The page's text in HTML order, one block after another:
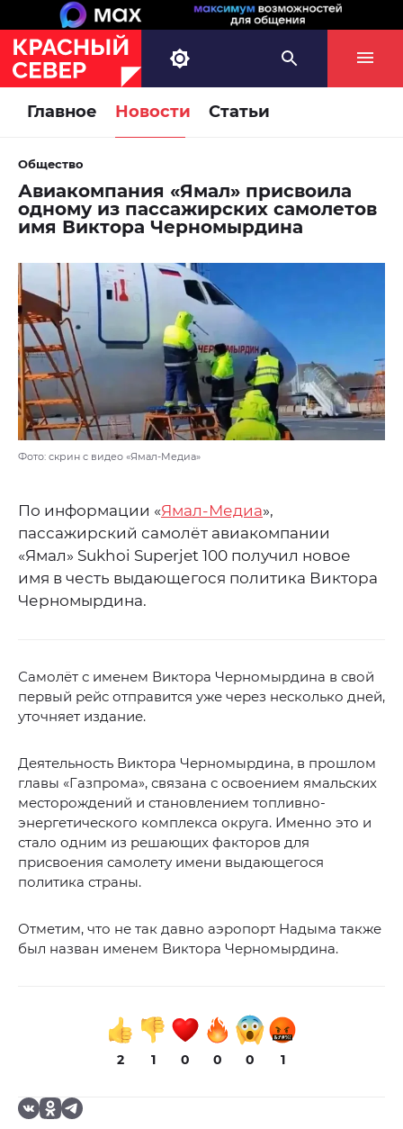
Главное Новости Статьи
Общество
Авиакомпания «Ямал» присвоила
одному из пассажирских самолетов
имя Виктора Черномырдина
Фото: скрин с видео «Ямал-Медиа»
По информации «Ямал-Медиа»,
пассажирский самолёт авиакомпании
«Ямал» Sukhoi Superjet 100 получил новое
имя в честь выдающегося политика Виктора
Черномырдина.
Самолёт с именем Виктора Черномырдина в свой
первый рейс отправится уже через несколько дней,
уточняет издание.
Деятельность Виктора Черномырдина, в прошлом
главы «Газпрома», связана с освоением ямальских
месторождений и становлением топливно-
энергетического комплекса округа. Именно это и
стало одним из решающих факторов для
присвоения самолету имени выдающегося
политика страны.
Отметим, что не так давно аэропорт Надыма также
был назван именем Виктора Черномырдина.
2 1 0 0 0 1